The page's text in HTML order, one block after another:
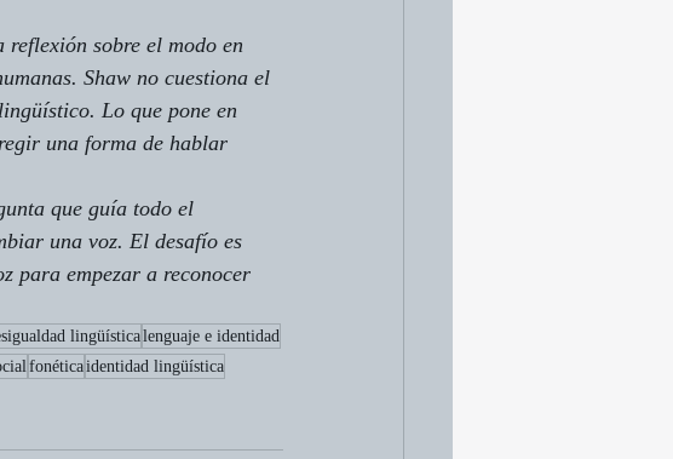
reflexión sobre el modo en
Shaw no cuestiona el
Lo que pone en
una forma de hablar
que guía todo el
una voz. El desafío es
para empezar a reconocer
lingüísticalenguaje e identidad
fonéticaidentidad lingüística